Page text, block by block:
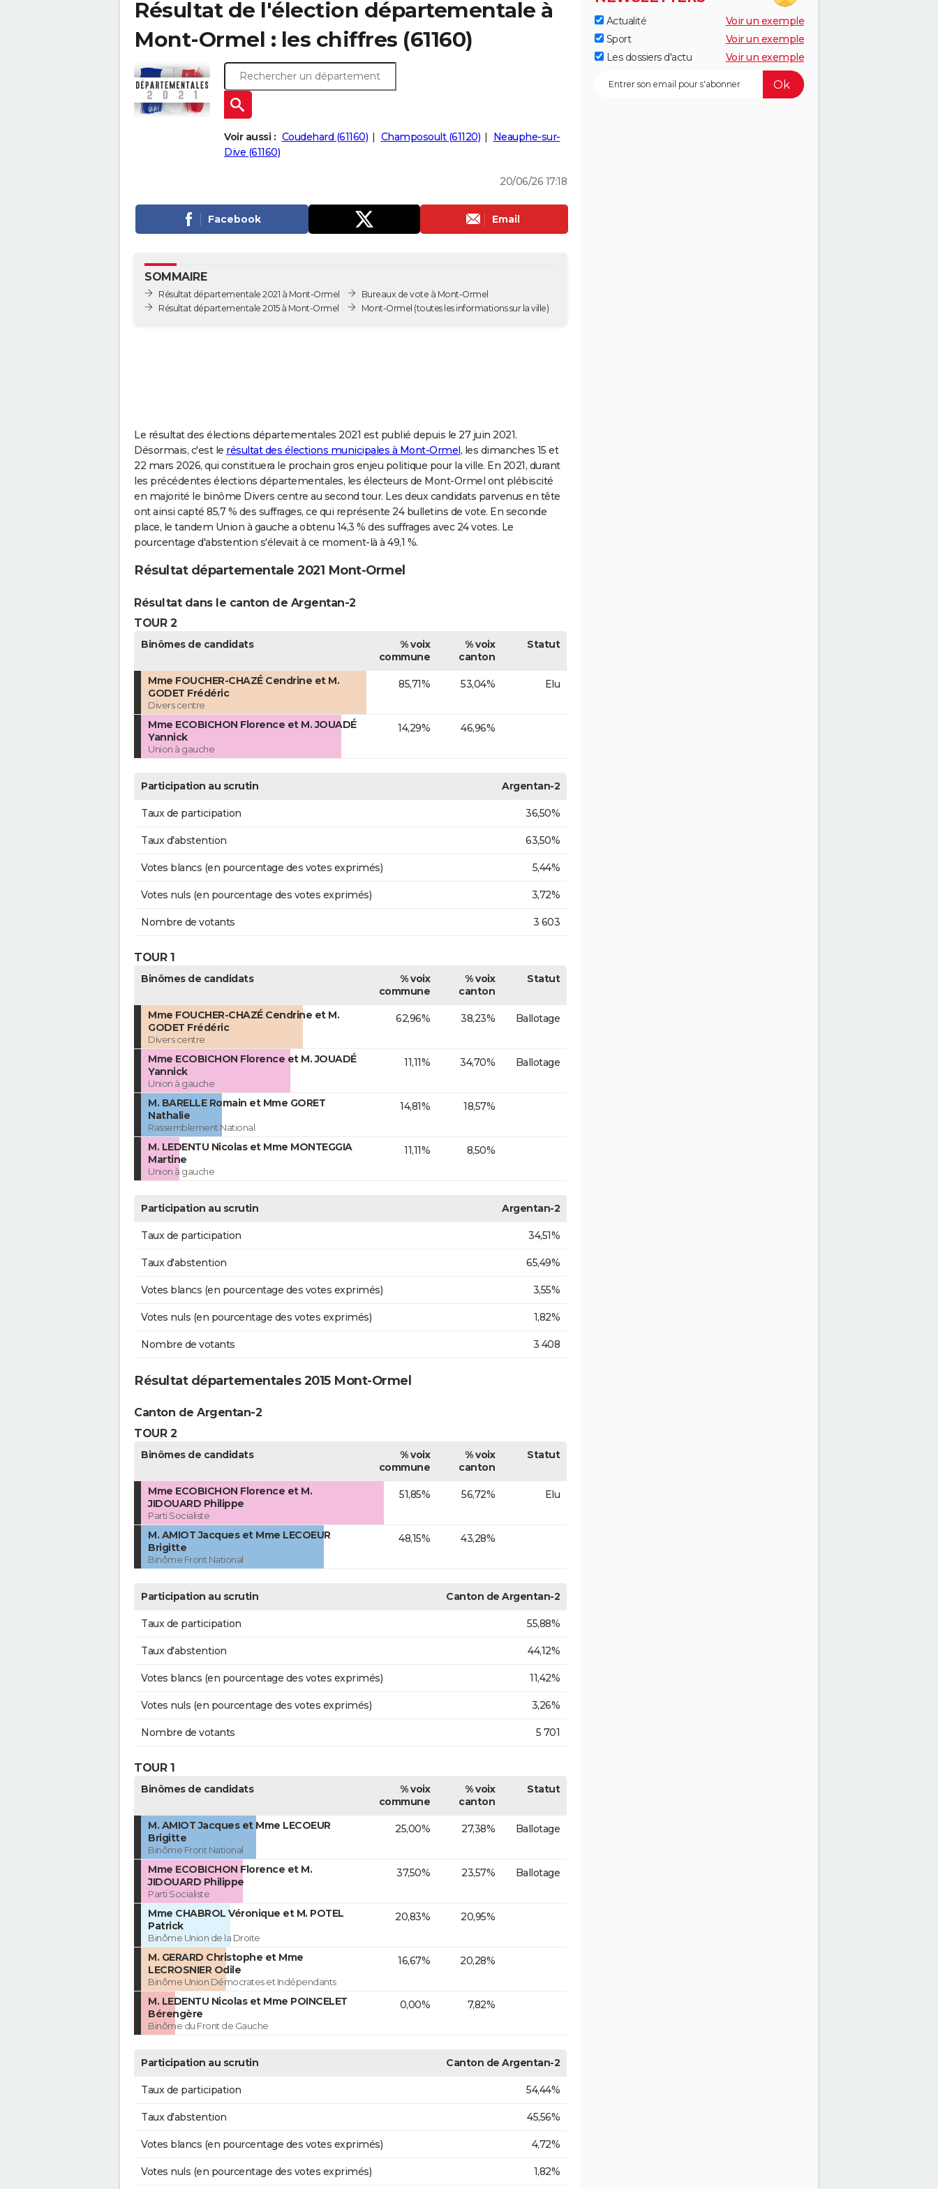
Résultat de l'élection départementale à
Mont-Ormel : les chiffres (61160)
Voir aussi : Coudehard (61160) Champosoult (61120)
Neauphe-sur-
Dive (61160)
20/06/26 17:18
Facebook Email
SOMMAIRE
Résultat départementale 2021 à Mont-Ormel
Résultat départementale 2015 à Mont-Ormel
Bureaux de vote à Mont-Ormel
Mont-Ormel (toutes les informations sur la ville)
Le résultat des élections départementales 2021 est publié depuis le 27 juin 2021.
Désormais, c'est le résultat des élections municipales à Mont-Ormel , les dimanches 15 et
22 mars 2026, qui constituera le prochain gros enjeu politique pour la ville. En 2021, durant
les précédentes élections départementales, les électeurs de Mont-Ormel ont plébiscité
en majorité le binôme Divers centre au second tour. Les deux candidats parvenus en tête
ont ainsi capté 85,7 % des suffrages, ce qui représente 24 bulletins de vote. En seconde
place, le tandem Union à gauche a obtenu 14,3 % des suffrages avec 24 votes. Le
pourcentage d'abstention s'élevait à ce moment-là à 49,1 %.
Résultat départementale 2021 Mont-Ormel
Résultat dans le canton de Argentan-2
TOUR 2
Binômes de candidats
% voix
commune
% voix
canton
Statut
Mme FOUCHER-CHAZÉ Cendrine et M.
GODET Frédéric
Divers centre
85,71% 53,04% Elu
Mme ECOBICHON Florence et M. JOUADÉ
Yannick
Union à gauche
14,29% 46,96%
Participation au scrutin Argentan-2
Taux de participation 36,50%
Taux d'abstention 63,50%
Votes blancs (en pourcentage des votes exprimés) 5,44%
Votes nuls (en pourcentage des votes exprimés) 3,72%
Nombre de votants 3 603
TOUR 1
Binômes de candidats
% voix
commune
% voix
canton
Statut
Mme FOUCHER-CHAZÉ Cendrine et M.
GODET Frédéric
Divers centre
62,96% 38,23% Ballotage
Mme ECOBICHON Florence et M. JOUADÉ
Yannick
Union à gauche
11,11% 34,70% Ballotage
M. BARELLE Romain et Mme GORET
Nathalie
Rassemblement National
14,81% 18,57%
M. LEDENTU Nicolas et Mme MONTEGGIA
Martine
Union à gauche
11,11% 8,50%
Participation au scrutin Argentan-2
Taux de participation 34,51%
Taux d'abstention 65,49%
Votes blancs (en pourcentage des votes exprimés) 3,55%
Votes nuls (en pourcentage des votes exprimés) 1,82%
Nombre de votants 3 408
Résultat départementales 2015 Mont-Ormel
Canton de Argentan-2
TOUR 2
Binômes de candidats
% voix
commune
% voix
canton
Statut
Mme ECOBICHON Florence et M.
JIDOUARD Philippe
Parti Socialiste
51,85% 56,72% Elu
M. AMIOT Jacques et Mme LECOEUR
Brigitte
Binôme Front National
48,15% 43,28%
Participation au scrutin Canton de Argentan-2
Taux de participation 55,88%
Taux d'abstention 44,12%
Votes blancs (en pourcentage des votes exprimés) 11,42%
Votes nuls (en pourcentage des votes exprimés) 3,26%
Nombre de votants 5 701
TOUR 1
Binômes de candidats
% voix
commune
% voix
canton
Statut
M. AMIOT Jacques et Mme LECOEUR
Brigitte
Binôme Front National
25,00% 27,38% Ballotage
Mme ECOBICHON Florence et M.
JIDOUARD Philippe
Parti Socialiste
37,50% 23,57% Ballotage
Mme CHABROL Véronique et M. POTEL
Patrick
Binôme Union de la Droite
20,83% 20,95%
M. GERARD Christophe et Mme
LECROSNIER Odile
Binôme Union Démocrates et Indépendants
16,67% 20,28%
M. LEDENTU Nicolas et Mme POINCELET
Bérengère
Binôme du Front de Gauche
0,00% 7,82%
Participation au scrutin Canton de Argentan-2
Taux de participation 54,44%
Taux d'abstention 45,56%
Votes blancs (en pourcentage des votes exprimés) 4,72%
Votes nuls (en pourcentage des votes exprimés) 1,82%
Actualité
Voir un exemple
Sport
Voir un exemple
Les dossiers d'actu
Voir un exemple